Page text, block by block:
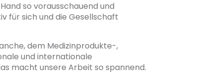
so vorausschauend und
für sich und die Gesellschaft
dem Medizinprodukte-,
und internationale
macht unsere Arbeit so spannend.